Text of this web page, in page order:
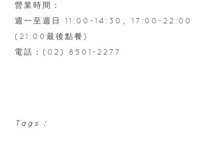
營業時間：
週一至週日 11:00-14:30、17:00-22:00
(21:00最後點餐)
電話：(02) 8501-2277
Tags :